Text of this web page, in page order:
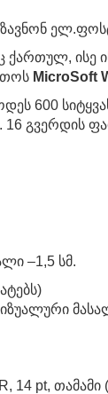
ისე
MicroSoft
600
16 გვერდის
–1,5 სმ.
14 pt,